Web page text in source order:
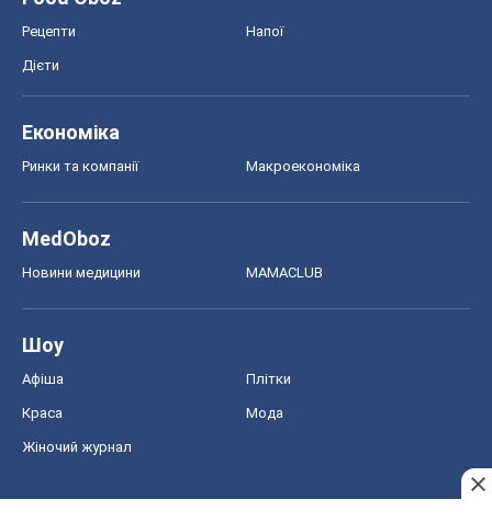
Рецепти Напої
Дієти
Економіка
Ринки та компанії Макроекономіка
MedOboz
Новини медицини MAMACLUB
Шоу
Афіша Плітки
Краса Мода
Жіночий журнал